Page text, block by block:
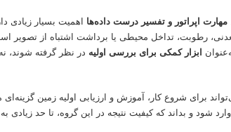
مهارت اپراتور و تفسیر درست داده‌ها اهمیت بسیار زیادی
رطوبت، تداخل محیطی یا برداشت اشتباه از تصویر
ابزار کمکی برای بررسی اولیه در نظر گرفته شوند،
برای شروع کار، آموزش و ارزیابی اولیه زمین
وارد شود و بداند که کیفیت نتیجه در این گروه، تا حد زیادی